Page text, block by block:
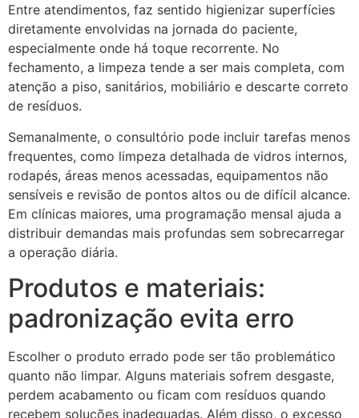
Entre atendimentos, faz sentido higienizar superfícies
diretamente envolvidas na jornada do paciente,
especialmente onde há toque recorrente. No
fechamento, a limpeza tende a ser mais completa, com
atenção a piso, sanitários, mobiliário e descarte correto
de resíduos.
Semanalmente, o consultório pode incluir tarefas menos
frequentes, como limpeza detalhada de vidros internos,
rodapés, áreas menos acessadas, equipamentos não
sensíveis e revisão de pontos altos ou de difícil alcance.
Em clínicas maiores, uma programação mensal ajuda a
distribuir demandas mais profundas sem sobrecarregar
a operação diária.
Produtos e materiais:
padronização evita erro
Escolher o produto errado pode ser tão problemático
quanto não limpar. Alguns materiais sofrem desgaste,
perdem acabamento ou ficam com resíduos quando
recebem soluções inadequadas. Além disso, o excesso